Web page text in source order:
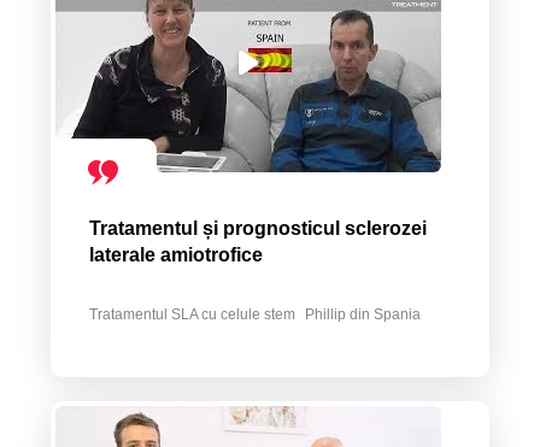
Tratamentul și prognosticul sclerozei
laterale amiotrofice
Tratamentul SLA cu celule stem Phillip din Spania